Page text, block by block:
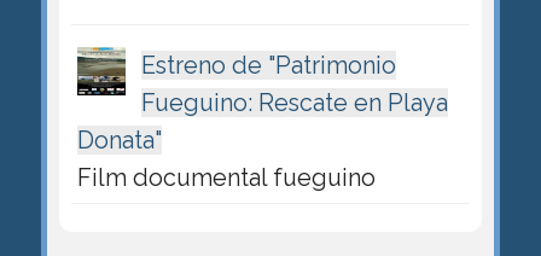
Estreno de "Patrimonio
Fueguino: Rescate en Playa
Donata"
Film documental fueguino